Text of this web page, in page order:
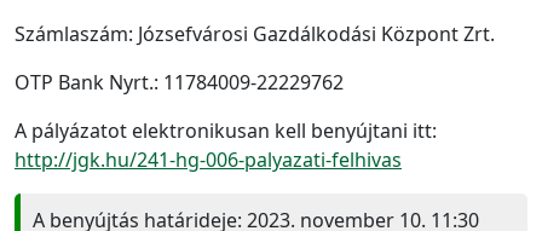
Számlaszám: Józsefvárosi Gazdálkodási Központ Zrt.
OTP Bank Nyrt.: 11784009-22229762
A pályázatot elektronikusan kell benyújtani itt:
http://jgk.hu/241-hg-006-palyazati-felhivas
A benyújtás határideje: 2023. november 10. 11:30